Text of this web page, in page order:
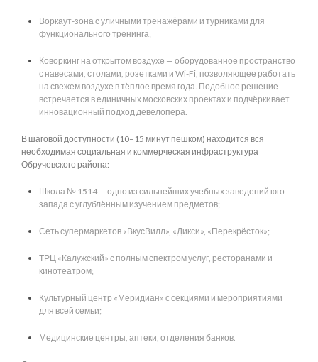
Воркаут-зона с уличными тренажёрами и турниками для
функционального тренинга;
Коворкинг на открытом воздухе — оборудованное пространство
с навесами, столами, розетками и Wi-Fi, позволяющее работать
на свежем воздухе в тёплое время года. Подобное решение
встречается в единичных московских проектах и подчёркивает
инновационный подход девелопера.
В шаговой доступности (10–15 минут пешком) находится вся
необходимая социальная и коммерческая инфраструктура
Обручевского района:
Школа № 1514 — одно из сильнейших учебных заведений юго-
запада с углублённым изучением предметов;
Сеть супермаркетов «ВкусВилл», «Дикси», «Перекрёсток»;
ТРЦ «Калужский» с полным спектром услуг, ресторанами и
кинотеатром;
Культурный центр «Меридиан» с секциями и мероприятиями
для всей семьи;
Медицинские центры, аптеки, отделения банков.